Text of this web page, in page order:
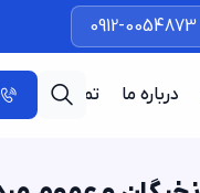
0912-0054873
درباره ما تماس با ما